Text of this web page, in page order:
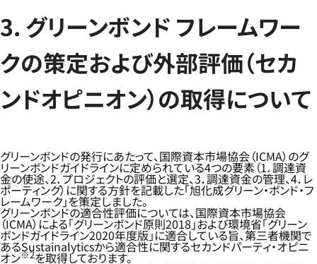
3. グリーンボンド フレームワー
クの策定および外部評価（セカ
ンドオピニオン）の取得について
グリーンボンドの発行にあたって、国際資本市場協会（ICMA）のグ
リーンボンドガイドラインに定められている4つの要素（1．調達資
金の使途、2．プロジェクトの評価と選定、3．調達資金の管理、4．レ
ポーティング）に関する方針を記載した「旭化成グリーン・ボンド・フ
レームワーク」を策定しました。
グリーンボンドの適合性評価については、国際資本市場協会
（ICMA）による「グリーンボンド原則2018」および環境省「グリーン
ボンドガイドライン2020年度版」に適合している旨、第三者機関で
あるSustainalyticsから適合性に関するセカンドパーティ・オピニ
オン※2を取得しております。